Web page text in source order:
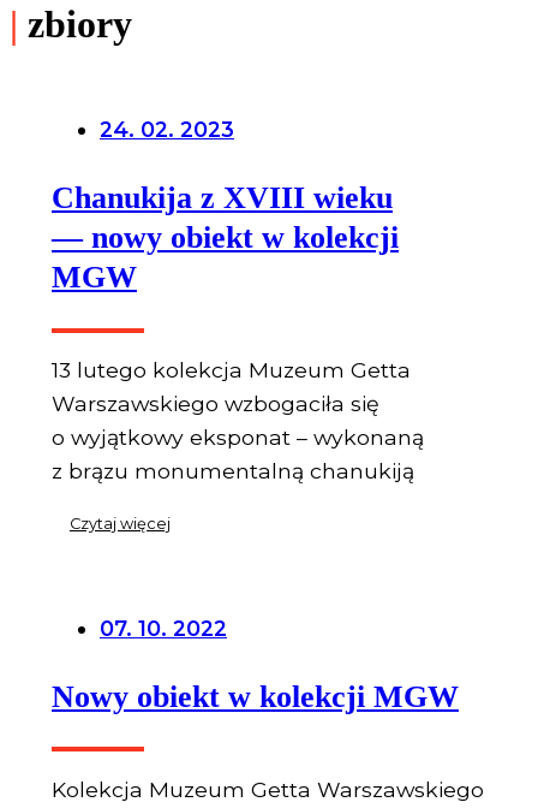
| zbiory
24. 02. 2023
Chanukija z XVIII wieku
— nowy obiekt w kolekcji
MGW
13 lutego kolekcja Muzeum Getta
Warszawskiego wzbogaciła się
o wyjątkowy eksponat – wykonaną
z brązu monumentalną chanukiją
Czytaj więcej
07. 10. 2022
Nowy obiekt w kolekcji MGW
Kolekcja Muzeum Getta Warszawskiego